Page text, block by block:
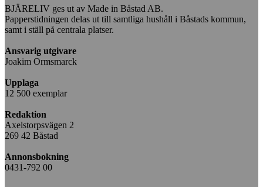
BJÄRELIV ges ut av Made in Båstad AB.
Papperstidningen delas ut till samtliga hushåll i Båstads kommun,
samt i ställ på centrala platser.
Ansvarig utgivare
Joakim Ormsmarck
Upplaga
12 500 exemplar
Redaktion
Axelstorpsvägen 2
269 42 Båstad
Annonsbokning
0431-792 00